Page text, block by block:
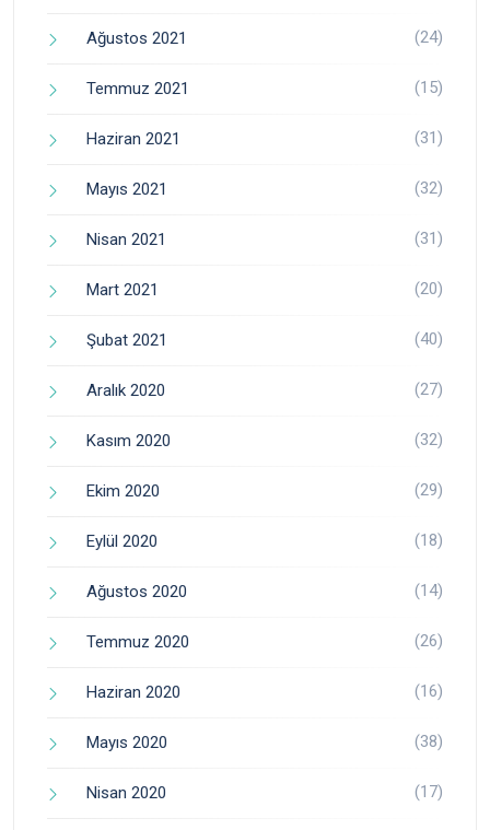
Ağustos 2021 (24)
Temmuz 2021 (15)
Haziran 2021 (31)
Mayıs 2021 (32)
Nisan 2021 (31)
Mart 2021 (20)
Şubat 2021 (40)
Aralık 2020 (27)
Kasım 2020 (32)
Ekim 2020 (29)
Eylül 2020 (18)
Ağustos 2020 (14)
Temmuz 2020 (26)
Haziran 2020 (16)
Mayıs 2020 (38)
Nisan 2020 (17)